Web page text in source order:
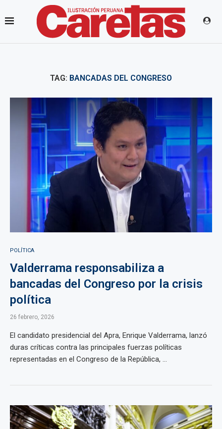
TAG: BANCADAS DEL CONGRESO
POLÍTICA
Valderrama responsabiliza a
bancadas del Congreso por la crisis
política
26 febrero, 2026
El candidato presidencial del Apra, Enrique Valderrama, lanzó
duras críticas contra las principales fuerzas políticas
representadas en el Congreso de la República, ...